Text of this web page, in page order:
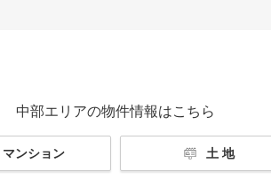
中部エリアの物件情報はこちら
マンション 土 地